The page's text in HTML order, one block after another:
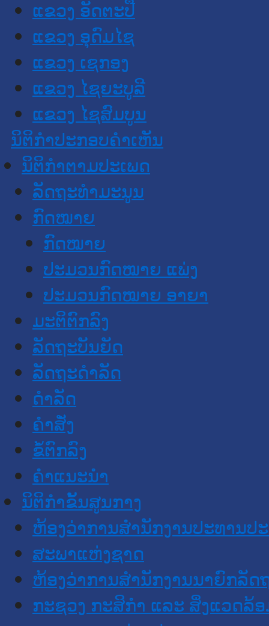
ແຂວງ ອັດຕະປື
ແຂວງ ອຸດົມໄຊ
ແຂວງ ເຊກອງ
ແຂວງ ໄຊຍະບູລີ
ແຂວງ ໄຊສົມບູນ
ນິຕິກໍາປະກອບຄໍາເຫັນ
ນິຕິກໍາຕາມປະເພດ
ລັດຖະທໍາມະນູນ
ກົດໝາຍ
ກົດໝາຍ
ປະມວນກົດໝາຍ ແພ່ງ
ປະມວນກົດໝາຍ ອາຍາ
ມະຕິຕົກລົງ
ລັດຖະບັນຍັດ
ລັດຖະດໍາລັດ
ດໍາລັດ
ຄໍາສັ່ງ
ຂໍ້ຕົກລົງ
ຄໍາແນະນໍາ
ນິຕິກຳຂັ້ນສູນກາງ
ຫ້ອງວ່າການສໍານັກງານປະທານປ
ສະພາແຫ່ງຊາດ
ຫ້ອງວ່າການສຳນັກງານນາຍົກລັດ
ກະຊວງ ກະສິກຳ ແລະ ສິ່ງແວດລ້